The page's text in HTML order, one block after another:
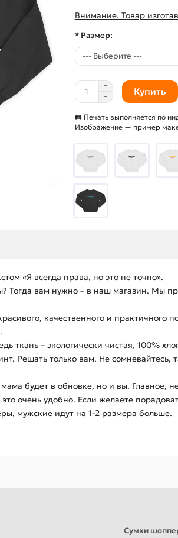
Внимание. Товар
* Размер:
Купить
🖨 Печать выполняется по
Изображение — пример
«Я всегда права, но это не точно».
вам нужно – в наш магазин. Мы
качественного и
ткань – экологически чистая, 100%
Решать только вам. Не
будет в обновке, но и вы. Главное,
очень удобно. Если желаете
мужские идут на 1-2 размера больше.
Сумки